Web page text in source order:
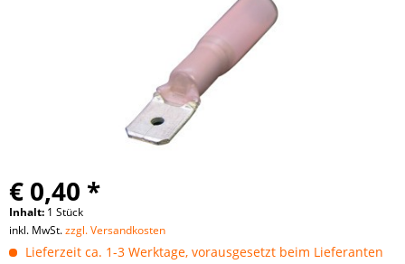
€ 0,40 *
Inhalt: 1 Stück
inkl. MwSt.zzgl. Versandkosten
Lieferzeit ca. 1-3 Werktage, vorausgesetzt beim Lieferanten